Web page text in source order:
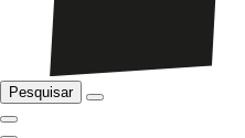
Pesquisar